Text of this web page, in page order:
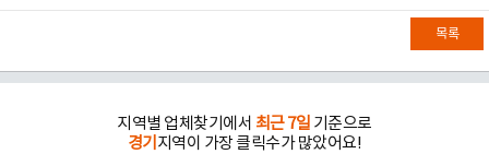
목록
지역별 업체찾기에서 최근 7일 기준으로
경기 지역이 가장 클릭수가 많았어요!